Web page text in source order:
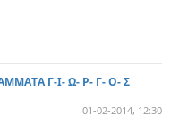
Γ-Ι- Ω- Ρ- Γ- Ο- Σ
01-02-2014, 12:30